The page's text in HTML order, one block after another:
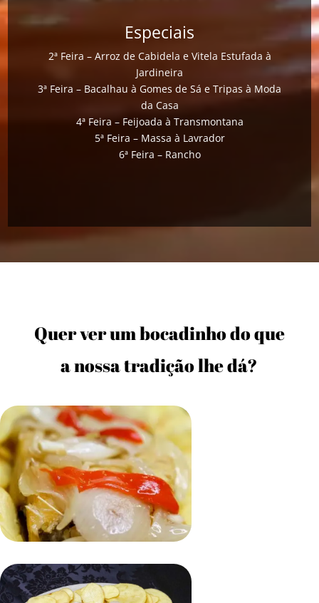
Especiais
2ª Feira – Arroz de Cabidela e Vitela Estufada à
Jardineira
3ª Feira – Bacalhau à Gomes de Sá e Tripas à Moda
da Casa
4ª Feira – Feijoada à Transmontana
5ª Feira – Massa à Lavrador
6ª Feira – Rancho
Quer ver um bocadinho do que
a nossa tradição lhe dá?